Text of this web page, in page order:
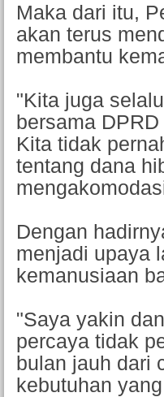
Maka dari itu,
akan terus
membantu
"Kita juga
bersama
Kita tidak
tentang dana
Dengan
menjadi upaya
kemanusiaan
"Saya yakin
percaya tidak
bulan jauh dari
kebutuhan